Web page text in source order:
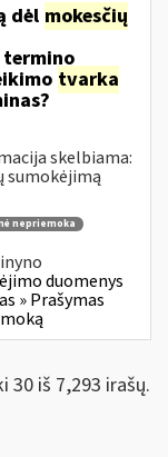
dėl mokesčių
termino
tvarka
skelbiama:
sumokėjimą
nepriemoka
duomenys
» Prašymas
30 iš 7,293 irašų.